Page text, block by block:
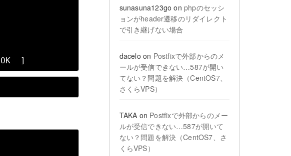
sunasuna123go on phpのセッシ
ョンがheader遷移のリダイレクト
で引き継げない場合
dacelo on Postfixで外部からのメ
ールが受信できない…587が開い
てない？問題を解決（CentOS7、
さくらVPS）
TAKA on Postfixで外部からのメー
ルが受信できない…587が開いて
ない？問題を解決（CentOS7、さ
くらVPS）